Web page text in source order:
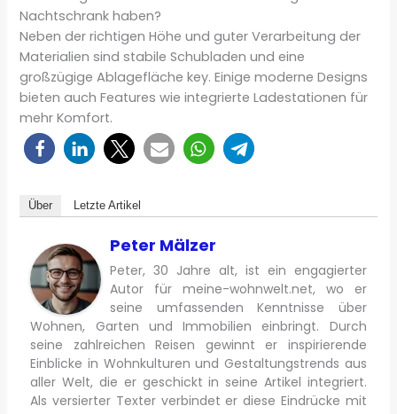
Nachtschrank haben?
Neben der richtigen Höhe und guter Verarbeitung der
Materialien sind stabile Schubladen und eine
großzügige Ablagefläche key. Einige moderne Designs
bieten auch Features wie integrierte Ladestationen für
mehr Komfort.
Über Letzte Artikel
Peter Mälzer
Peter, 30 Jahre alt, ist ein engagierter
Autor für meine-wohnwelt.net, wo er
seine umfassenden Kenntnisse über
Wohnen, Garten und Immobilien einbringt. Durch
seine zahlreichen Reisen gewinnt er inspirierende
Einblicke in Wohnkulturen und Gestaltungstrends aus
aller Welt, die er geschickt in seine Artikel integriert.
Als versierter Texter verbindet er diese Eindrücke mit